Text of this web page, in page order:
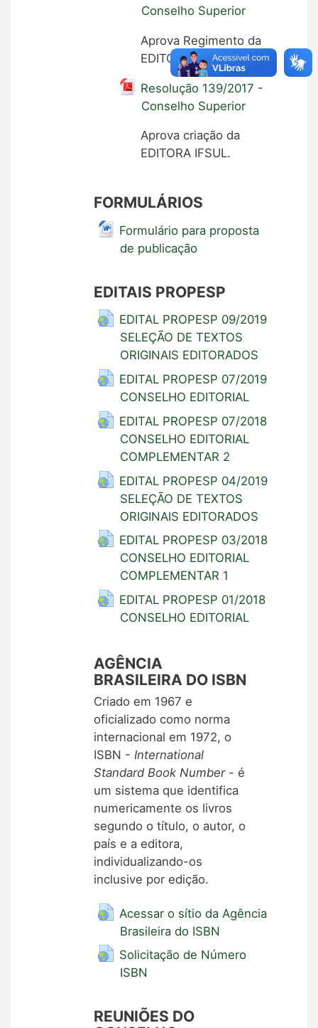
Conselho Superior
Aprova Regimento da
EDITORA IFSUL.
Resolução 139/2017 -
Conselho Superior
Aprova criação da
EDITORA IFSUL.
FORMULÁRIOS
Formulário para proposta
de publicação
EDITAIS PROPESP
EDITAL PROPESP 09/2019
SELEÇÃO DE TEXTOS
ORIGINAIS EDITORADOS
EDITAL PROPESP 07/2019
CONSELHO EDITORIAL
EDITAL PROPESP 07/2018
CONSELHO EDITORIAL
COMPLEMENTAR 2
EDITAL PROPESP 04/2019
SELEÇÃO DE TEXTOS
ORIGINAIS EDITORADOS
EDITAL PROPESP 03/2018
CONSELHO EDITORIAL
COMPLEMENTAR 1
EDITAL PROPESP 01/2018
CONSELHO EDITORIAL
AGÊNCIA
BRASILEIRA DO ISBN
Criado em 1967 e
oficializado como norma
internacional em 1972, o
ISBN - International
Standard Book Number- é
um sistema que identifica
numericamente os livros
segundo o título, o autor, o
país e a editora,
individualizando-os
inclusive por edição.
Acessar o sítio da Agência
Brasileira do ISBN
Solicitação de Número
ISBN
REUNIÕES DO